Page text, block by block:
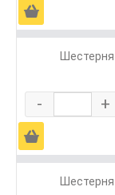
Ä
- +
Ä